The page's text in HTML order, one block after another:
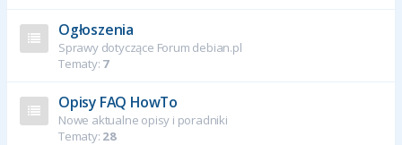
Ogłoszenia
Sprawy dotyczące Forum debian.pl
Tematy: 7
Opisy FAQ HowTo
Nowe aktualne opisy i poradniki
Tematy: 28